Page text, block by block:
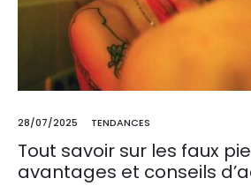
28/07/2025 TENDANCES
Tout savoir sur les faux
avantages et conseils